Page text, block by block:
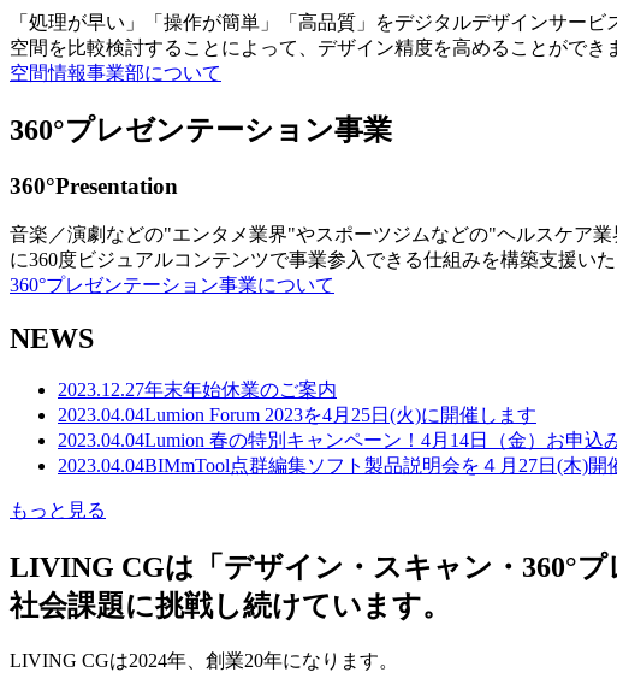
「処理が早い」「操作が簡単」「高品質」をデジタルデザインサー
空間を比較検討することによって、デザイン精度を高めることができ
空間情報事業部について
360°プレゼンテーション事業
360°Presentation
音楽／演劇などの"エンタメ業界"やスポーツジムなどの"ヘルスケア
に360度ビジュアルコンテンツで事業参入できる仕組みを構築支援いた
360°プレゼンテーション事業について
NEWS
2023.12.27年末年始休業のご案内
2023.04.04Lumion Forum 2023を4月25日(火)に開催します
2023.04.04Lumion 春の特別キャンペーン！4月14日（金）お申込
2023.04.04BIMmTool点群編集ソフト製品説明会を４月27日(木)開
もっと見る
LIVING CGは「デザイン・スキャン・360°
社会課題に挑戦し続けています。
LIVING CGは2024年、創業20年になります。